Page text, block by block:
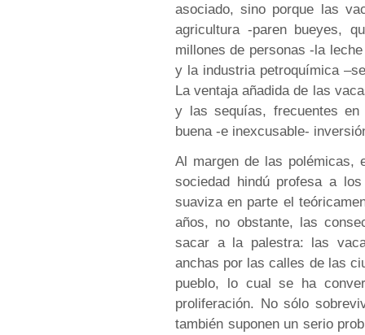
asociado, sino porque las
agricultura -paren bueyes,
millones de personas -la
y la industria petroquímica
La ventaja añadida de las
y las sequías, frecuentes
buena -e inexcusable-
Al margen de las polémicas,
sociedad hindú profesa a
suaviza en parte el
años, no obstante, las
sacar a la palestra: las
anchas por las calles de las
pueblo, lo cual se ha
proliferación. No sólo
también suponen un serio